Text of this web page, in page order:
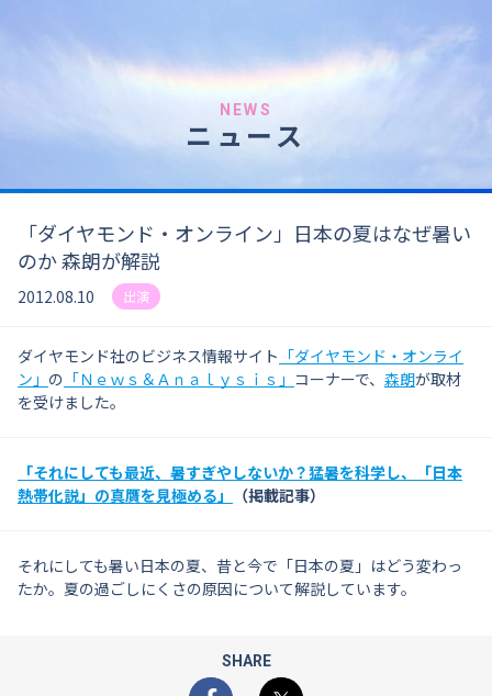
NEWS
ニュース
「ダイヤモンド・オンライン」日本の夏はなぜ暑い
のか 森朗が解説
2012.08.10 出演
ダイヤモンド社のビジネス情報サイト 「ダイヤモンド・オンライ
ン」 の 「Ｎｅｗｓ＆Ａｎａｌｙｓｉｓ」 コーナーで、 森朗が取材
を受けました。
「それにしても最近、暑すぎやしないか？猛暑を科学し、「日本
熱帯化説」の真贋を見極める」
（掲載記事）
それにしても暑い日本の夏、昔と今で「日本の夏」はどう変わっ
たか。夏の過ごしにくさの原因について解説しています。
SHARE